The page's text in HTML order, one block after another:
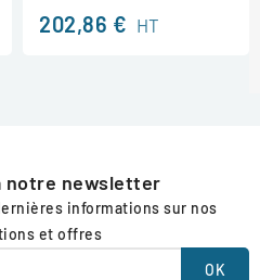
202,86 € HT
notre newsletter
informations sur nos
et offres